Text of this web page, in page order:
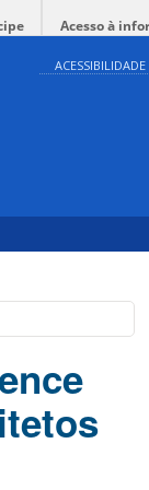
Acesso à
ACESSIBILIDADE